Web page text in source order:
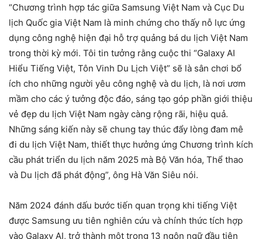
“Chương trình hợp tác giữa Samsung Việt Nam và Cục Du
lịch Quốc gia Việt Nam là minh chứng cho thấy nỗ lực ứng
dụng công nghệ hiện đại hỗ trợ quảng bá du lịch Việt Nam
trong thời kỳ mới. Tôi tin tưởng rằng cuộc thi “Galaxy AI
Hiểu Tiếng Việt, Tôn Vinh Du Lịch Việt” sẽ là sân chơi bổ
ích cho những người yêu công nghệ và du lịch, là nơi ươm
mầm cho các ý tưởng độc đáo, sáng tạo góp phần giới thiệu
vẻ đẹp du lịch Việt Nam ngày càng rộng rãi, hiệu quả.
Những sáng kiến này sẽ chung tay thúc đẩy lòng đam mê
đi du lịch Việt Nam, thiết thực hưởng ứng Chương trình kích
cầu phát triển du lịch năm 2025 mà Bộ Văn hóa, Thể thao
và Du lịch đã phát động”, ông Hà Văn Siêu nói.
Năm 2024 đánh dấu bước tiến quan trọng khi tiếng Việt
được Samsung ưu tiên nghiên cứu và chính thức tích hợp
vào Galaxy AI, trở thành một trong 13 ngôn ngữ đầu tiên